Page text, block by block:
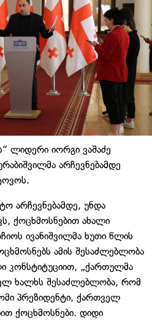
ლიდერი იორგი ვაშაძე
არჩევნებამდე
არჩევნებამდე, უნდა
ქოცხმოსნებით ახალი
ივანიშვილმა ხუთი წლის
ამის შესაძლებლობა
კონსტიტუციით, „ქართულმა
ხალხს შესაძლებლობა, რომ
პრეზიდენტი, ქართველ
ქოცხმოსნები. დიდი